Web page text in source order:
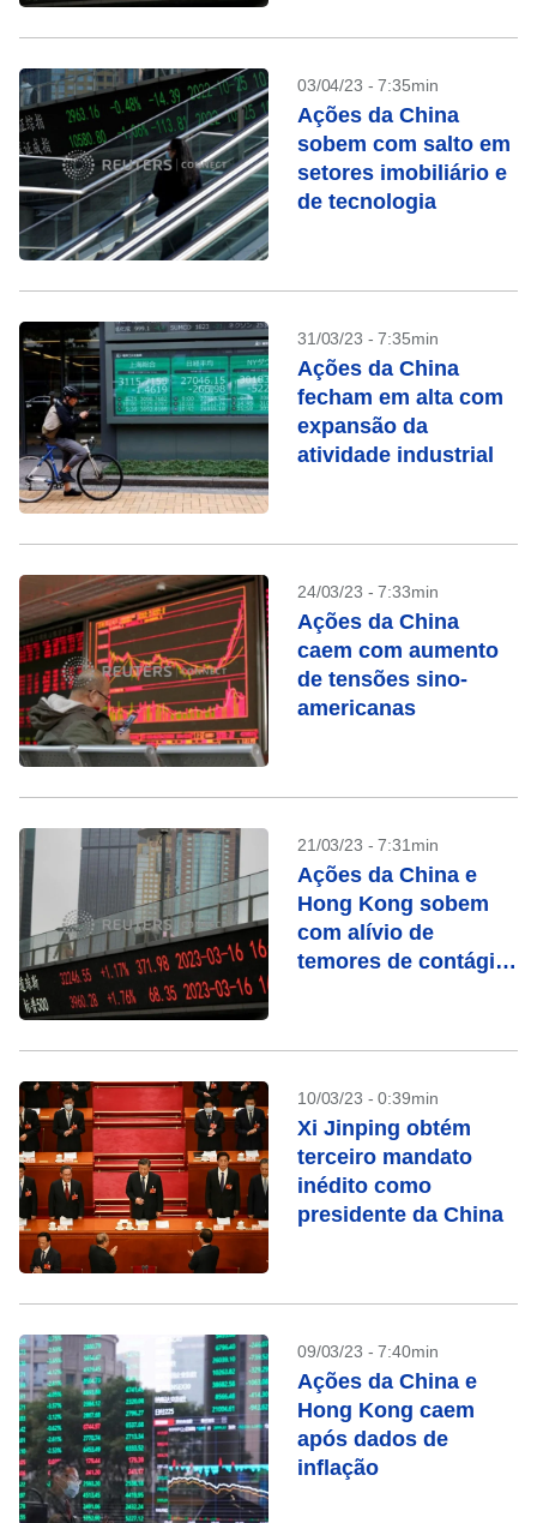
03/04/23 - 7:35min
Ações da China
sobem com salto em
setores imobiliário e
de tecnologia
31/03/23 - 7:35min
Ações da China
fecham em alta com
expansão da
atividade industrial
24/03/23 - 7:33min
Ações da China
caem com aumento
de tensões sino-
americanas
21/03/23 - 7:31min
Ações da China e
Hong Kong sobem
com alívio de
temores de contágio
10/03/23 - 0:39min
Xi Jinping obtém
terceiro mandato
inédito como
presidente da China
09/03/23 - 7:40min
Ações da China e
Hong Kong caem
após dados de
inflação